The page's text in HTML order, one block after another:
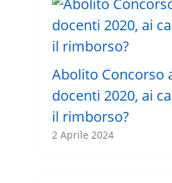
Abolito Concorso
docenti 2020, ai
il rimborso?
2 Aprile 2024